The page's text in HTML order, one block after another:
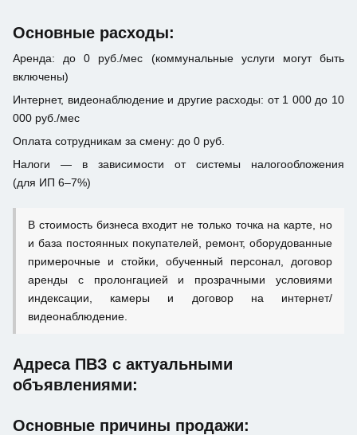
Основные расходы:
Аренда: до 0 руб./мес (коммунальные услуги могут быть
включены)
Интернет, видеонаблюдение и другие расходы: от 1 000 до 10
000 руб./мес
Оплата сотрудникам за смену: до 0 руб.
Налоги — в зависимости от системы налогообложения
(для ИП 6–7%)
В стоимость бизнеса входит не только точка на карте, но
и база постоянных покупателей, ремонт, оборудованные
примерочные и стойки, обученный персонал, договор
аренды с пролонгацией и прозрачными условиями
индексации, камеры и договор на интернет/
видеонаблюдение.
Адреса ПВЗ с актуальными
объявлениями:
Основные причины продажи: